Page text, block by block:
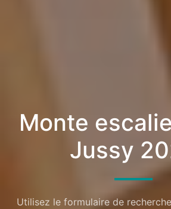
Monte
Jussy
Utilisez le formulaire de